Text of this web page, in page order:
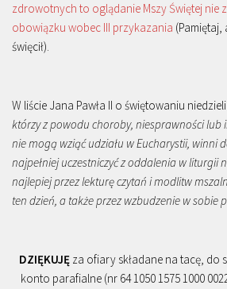
zdrowotnych to oglądanie Mszy Świętej nie
obowiązku wobec III przykazania (Pamiętaj,
święcił).
W liście Jana Pawła II o świętowaniu
którzy z powodu choroby, niesprawności lub
nie mogą wziąć udziału w Eucharystii, winni
najpełniej uczestniczyć z oddalenia w liturgii
najlepiej przez lekturę czytań i modlitw
ten dzień, a także przez wzbudzenie w sobie
DZIĘKUJĘ za ofiary składane na tacę, do
konto parafialne (nr 64 1050 1575 1000